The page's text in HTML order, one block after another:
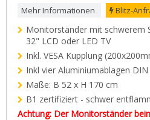
Messestände
% Angebote
Kundenservice
Daten-Upload
Kontakt
Mehr Informationen Blitz-
Monitorständer mit schwerem
32" LCD oder LED TV
Inkl. VESA Kupplung
Inkl vier Aluminiumablagen DIN
Maße: B 52 x H 170 cm
B1 zertifiziert - schwer
Achtung: Der Monitorständer